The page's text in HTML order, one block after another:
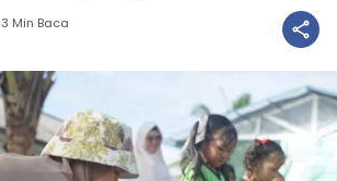
3 Min Baca